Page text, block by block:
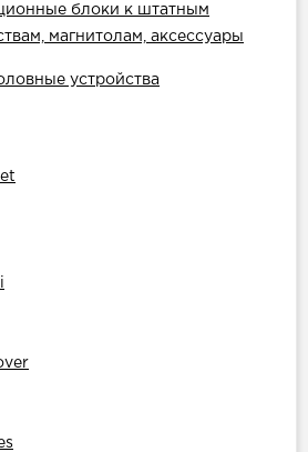
блоки к штатным
магнитолам, аксессуары
устройства